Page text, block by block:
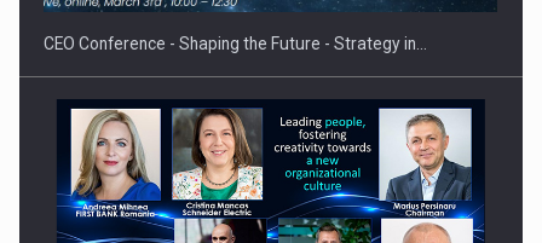
CEO Conference - Shaping the Future - Strategy in…